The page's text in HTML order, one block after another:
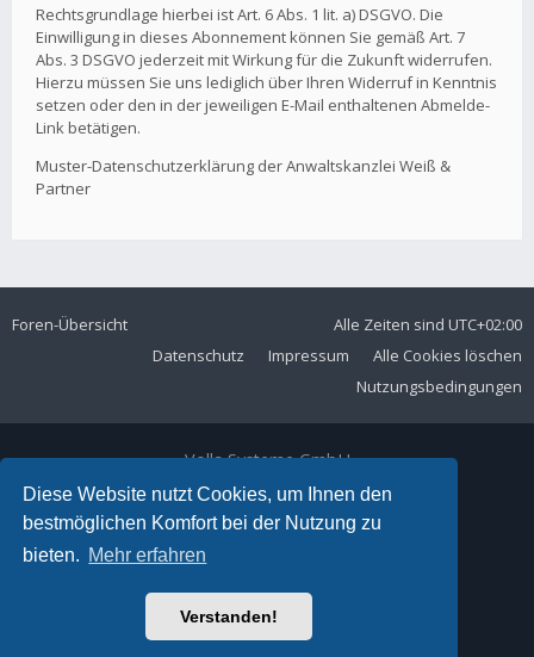
Diese Website nutzt Cookies, um Ihnen den
bestmöglichen Komfort bei der Nutzung zu
bieten. Mehr erfahren
Verstanden!
Rechtsgrundlage hierbei ist Art. 6 Abs. 1 lit. a) DSGVO. Die
Einwilligung in dieses Abonnement können Sie gemäß Art. 7
Abs. 3 DSGVO jederzeit mit Wirkung für die Zukunft widerrufen.
Hierzu müssen Sie uns lediglich über Ihren Widerruf in Kenntnis
setzen oder den in der jeweiligen E-Mail enthaltenen Abmelde-
Link betätigen.
Muster-Datenschutzerklärung der Anwaltskanzlei Weiß &
Partner
Foren-Übersicht Alle Zeiten sind UTC+02:00
Alle Cookies löschen
Impressum
Datenschutz
Nutzungsbedingungen
Volla Systeme GmbH
Kölner Straße 102
42897 Remscheid
Telefon:+49 2191 59897 61
E-Mail:
Ariki Theme by